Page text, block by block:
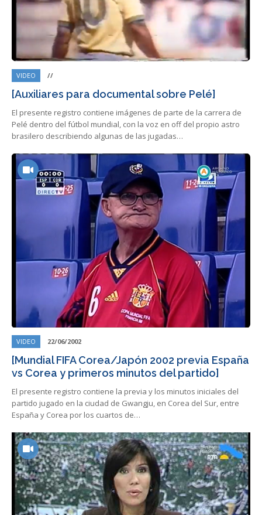
VIDEO //
[Auxiliares para documental sobre Pelé]
El presente registro contiene imágenes de parte de la carrera de
Pelé dentro del fútbol mundial, con la voz en off del propio astro
brasilero describiendo algunas de las jugadas…
VIDEO 22/06/2002
[Mundial FIFA Corea/Japón 2002 previa España
vs Corea y primeros minutos del partido]
El presente registro contiene la previa y los minutos iniciales del
partido jugado en la ciudad de Gwangju, en Corea del Sur, entre
España y Corea por los cuartos de…